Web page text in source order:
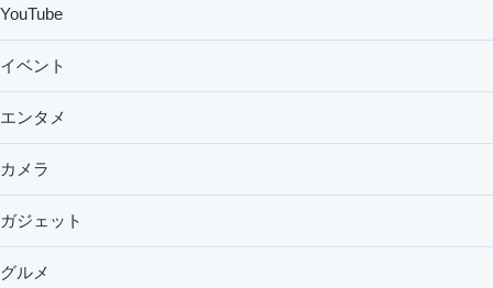
YouTube
イベント
エンタメ
カメラ
ガジェット
グルメ